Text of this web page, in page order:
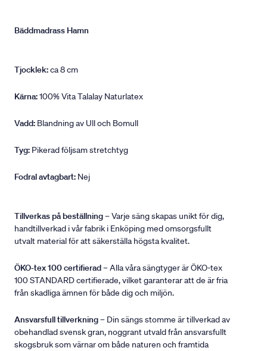
Bäddmadrass Hamn
Tjocklek:ca 8 cm
Kärna:100% Vita Talalay Naturlatex
Vadd: Blandning av Ull och Bomull
Tyg: Pikerad följsam stretchtyg
Fodral avtagbart: Nej
Tillverkas på beställning– Varje säng skapas unikt för dig,
handtillverkad i vår fabrik i Enköping med omsorgsfullt
utvalt material för att säkerställa högsta kvalitet.
ÖKO-tex 100 certifierad– Alla våra sängtyger är ÖKO-tex
100 STANDARD certifierade, vilket garanterar att de är fria
från skadliga ämnen för både dig och miljön.
Ansvarsfull tillverkning– Din sängs stomme är tillverkad av
obehandlad svensk gran, noggrant utvald från ansvarsfullt
skogsbruk som värnar om både naturen och framtida